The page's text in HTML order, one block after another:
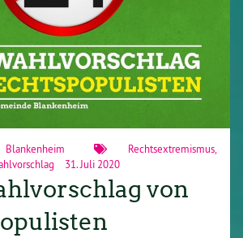
Rechtsextremismus,
31. Juli 2020
von